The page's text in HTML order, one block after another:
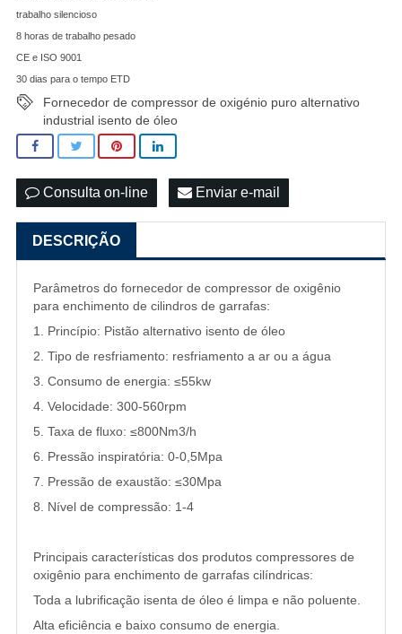
trabalho silencioso
8 horas de trabalho pesado
CE e ISO 9001
30 dias para o tempo ETD
Fornecedor de compressor de oxigénio puro alternativo
industrial isento de óleo
Consulta on-line Enviar e-mail
DESCRIÇÃO
Parâmetros do fornecedor de compressor de oxigênio
para enchimento de cilindros de garrafas:
1. Princípio: Pistão alternativo isento de óleo
2. Tipo de resfriamento: resfriamento a ar ou a água
3. Consumo de energia: ≤55kw
4. Velocidade: 300-560rpm
5. Taxa de fluxo: ≤800Nm3/h
6. Pressão inspiratória: 0-0,5Mpa
7. Pressão de exaustão: ≤30Mpa
8. Nível de compressão: 1-4
Principais características dos produtos compressores de
oxigênio para enchimento de garrafas cilíndricas:
Toda a lubrificação isenta de óleo é limpa e não poluente.
Alta eficiência e baixo consumo de energia.